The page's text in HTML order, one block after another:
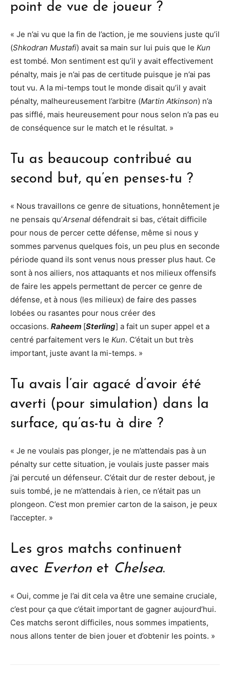
point de vue de joueur ?
« Je n’ai vu que la fin de l’action, je me souviens juste qu’il
(Shkodran Mustafi) avait sa main sur lui puis que le Kun
est tombé. Mon sentiment est qu’il y avait effectivement
pénalty, mais je n’ai pas de certitude puisque je n’ai pas
tout vu. A la mi-temps tout le monde disait qu’il y avait
pénalty, malheureusement l’arbitre (Martin Atkinson) n’a
pas sifflé, mais heureusement pour nous selon n’a pas eu
de conséquence sur le match et le résultat. »
Tu as beaucoup contribué au
second but, qu’en penses-tu ?
« Nous travaillons ce genre de situations, honnêtement je
ne pensais qu’Arsenal défendrait si bas, c’était difficile
pour nous de percer cette défense, même si nous y
sommes parvenus quelques fois, un peu plus en seconde
période quand ils sont venus nous presser plus haut. Ce
sont à nos ailiers, nos attaquants et nos milieux offensifs
de faire les appels permettant de percer ce genre de
défense, et à nous (les milieux) de faire des passes
lobées ou rasantes pour nous créer des
occasions. Raheem [Sterling] a fait un super appel et a
centré parfaitement vers le Kun. C’était un but très
important, juste avant la mi-temps. »
Tu avais l’air agacé d’avoir été
averti (pour simulation) dans la
surface, qu’as-tu à dire ?
« Je ne voulais pas plonger, je ne m’attendais pas à un
pénalty sur cette situation, je voulais juste passer mais
j’ai percuté un défenseur. C’était dur de rester debout, je
suis tombé, je ne m’attendais à rien, ce n’était pas un
plongeon. C’est mon premier carton de la saison, je peux
l’accepter. »
Les gros matchs continuent
avec Everton et Chelsea.
« Oui, comme je l’ai dit cela va être une semaine cruciale,
c’est pour ça que c’était important de gagner aujourd’hui.
Ces matchs seront difficiles, nous sommes impatients,
nous allons tenter de bien jouer et d’obtenir les points. »